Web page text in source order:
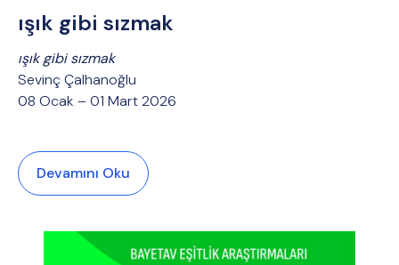
ışık gibi sızmak
ışık gibi sızmak
Sevinç Çalhanoğlu
08 Ocak – 01 Mart 2026
Devamını Oku